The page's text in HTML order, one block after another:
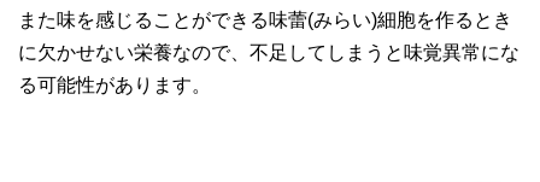
また味を感じることができる味蕾(みらい)細胞を作るとき
に欠かせない栄養なので、不足してしまうと味覚異常にな
る可能性があります。